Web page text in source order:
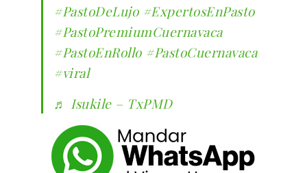
#PastoDeLujo #ExpertosEnPasto
#PastoPremiumCuernavaca
#PastoEnRollo #PastoCuernavaca
#viral
♬ Isukile – TxPMD